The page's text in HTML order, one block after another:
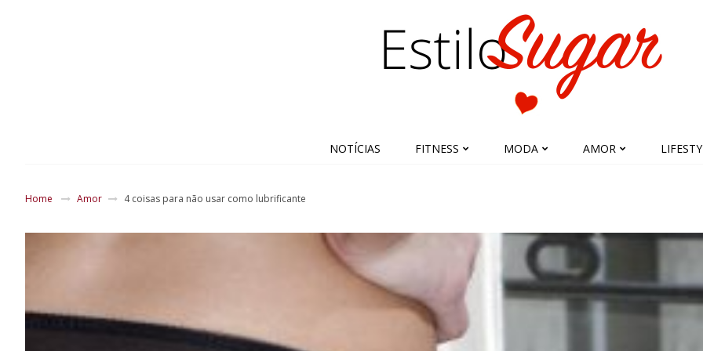
NOTÍCIAS FITNESS MODA AMOR
Home Amor 4 coisas para não usar como lubrificante